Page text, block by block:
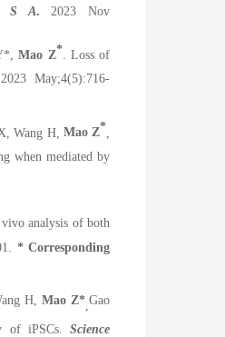
S A. 2023 Nov
* ,Mao Z*
Loss of
May;4(5):716-
Wang H, Mao Z*
when mediated by
analysis of both
* Corresponding
H,Mao Z* Gao
of iPSCs.Science